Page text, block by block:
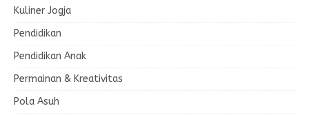
Kuliner Jogja
Pendidikan
Pendidikan Anak
Permainan & Kreativitas
Pola Asuh